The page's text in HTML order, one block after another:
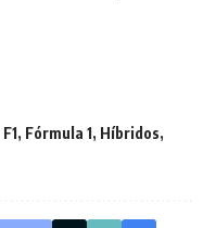
F1, Fórmula 1, Híbridos,